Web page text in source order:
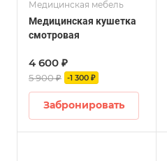
Медицинская мебель
Медицинская кушетка
смотровая
4 600 ₽
5 900 ₽ -1 300 ₽
Забронировать